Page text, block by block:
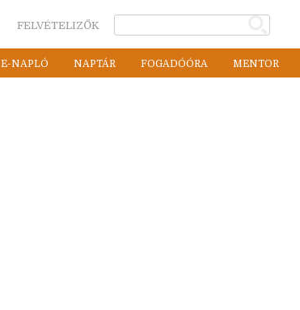
FELVÉTELIZŐK
E-NAPLÓ NAPTÁR FOGADÓÓRA MENTOR